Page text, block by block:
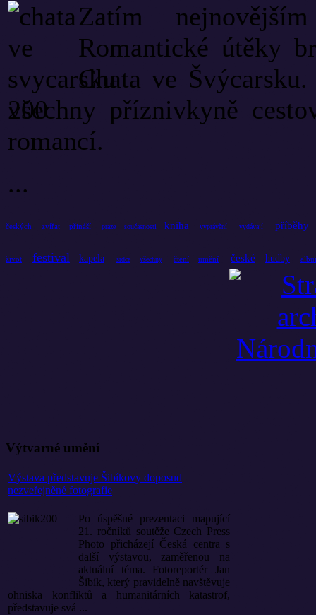
Zatím
Romantické útěky
Chata ve
všechny příznivkyně
romancí.
...
českých zvířat přináší praze současnosti kniha vyprávění vydávají příběhy
život festival kapela srdce všechny čtení umění české hudby
Výtvarné umění
Výstava představuje Šibíkovy doposud
nezveřejněné fotografie
Po úspěšné prezentaci mapující
21. ročníků soutěže Czech Press
Photo přicházejí Česká centra s
další výstavou, zaměřenou na
aktuální téma. Fotoreportér Jan
Šibík, který pravidelně navštěvuje
ohniska konfliktů a humanitárních katastrof,
představuje svá ...